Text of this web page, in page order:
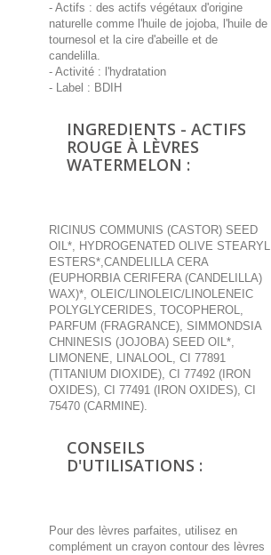
- Actifs : des actifs végétaux d'origine
naturelle comme l'huile de jojoba, l'huile de
tournesol et la cire d'abeille et de
candelilla.
- Activité : l'hydratation
- Label : BDIH
INGREDIENTS - ACTIFS
ROUGE À LÈVRES
WATERMELON :
RICINUS COMMUNIS (CASTOR) SEED
OIL*, HYDROGENATED OLIVE STEARYL
ESTERS*,CANDELILLA CERA
(EUPHORBIA CERIFERA (CANDELILLA)
WAX)*, OLEIC/LINOLEIC/LINOLENEIC
POLYGLYCERIDES, TOCOPHEROL,
PARFUM (FRAGRANCE), SIMMONDSIA
CHNINESIS (JOJOBA) SEED OIL*,
LIMONENE, LINALOOL, CI 77891
(TITANIUM DIOXIDE), CI 77492 (IRON
OXIDES), CI 77491 (IRON OXIDES), CI
75470 (CARMINE).
CONSEILS
D'UTILISATIONS :
Pour des lèvres parfaites, utilisez en
complément un crayon contour des lèvres